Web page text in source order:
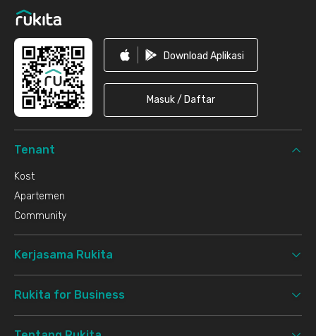
Download Aplikasi
Masuk / Daftar
Tenant
Kost
Apartemen
Community
Kerjasama Rukita
Rukita for Business